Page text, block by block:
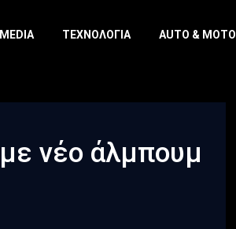
MEDIA ΤΕΧΝΟΛΟΓΊΑ AUTO & MOTO
νέο άλμπουμ